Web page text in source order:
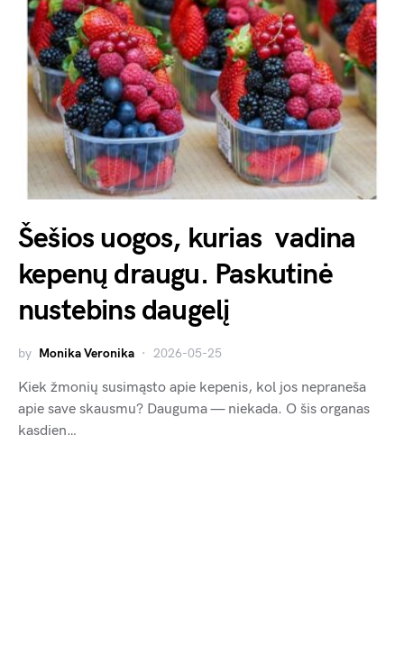
Šešios uogos, kurias vadina
kepenų draugu. Paskutinė
nustebins daugelį
by Monika Veronika 2026-05-25
Kiek žmonių susimąsto apie kepenis, kol jos nepraneša
apie save skausmu? Dauguma — niekada. O šis organas
kasdien…